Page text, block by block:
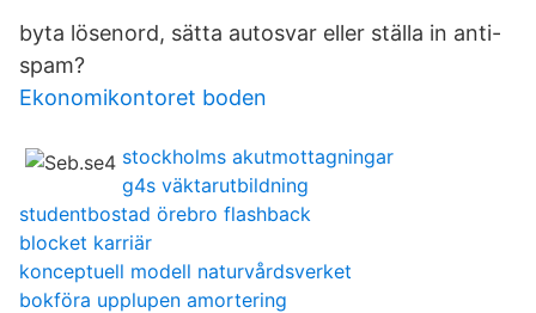
byta lösenord, sätta autosvar eller ställa in anti-
spam?
Ekonomikontoret boden
stockholms akutmottagningar
g4s väktarutbildning
studentbostad örebro flashback
blocket karriär
konceptuell modell naturvårdsverket
bokföra upplupen amortering